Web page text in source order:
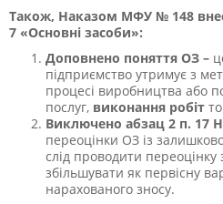
Також, Наказом МФУ № 148
7 «Основні засоби»:
Доповнено поняття ОЗ –
підприємство утримує з
процесі виробництва або
послуг, виконання робіт
Виключено абзац 2 п. 17
переоцінки ОЗ із
слід проводити переоцінку
збільшувати як первісну
нарахованого зносу.